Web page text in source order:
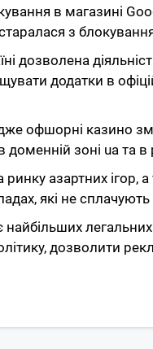
в магазині
з
дозволена
додатки в
офшорні казино
зоні ua та
азартних ігор, а
які не
дозволити